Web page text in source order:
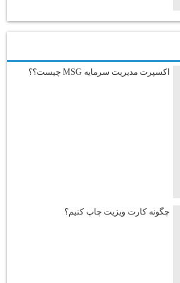
اکسپرت مدیریت سرمایه MSG چیست؟؟
چگونه کارت ویزیت چاپ کنیم؟